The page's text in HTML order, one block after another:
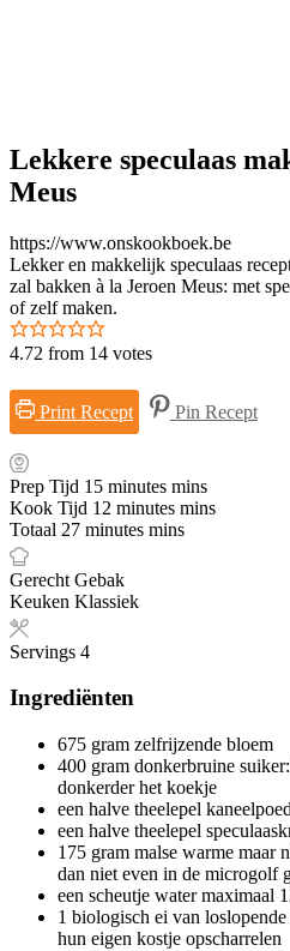
Lekkere speculaas
Meus
https://www.onskookboek.be
Lekker en makkelijk speculaas
zal bakken à la Jeroen Meus: met
of zelf maken.
4.72 from 14 votes
Print Recept Pin Recept
Prep Tijd 15 minutes mins
Kook Tijd 12 minutes mins
Totaal 27 minutes mins
Gerecht Gebak
Keuken Klassiek
Servings 4
Ingrediënten
675 gram zelfrijzende bloem
400 gram donkerbruine
donkerder het koekje
een halve theelepel
een halve theelepel
175 gram malse warme maar
dan niet even in de microgolf
een scheutje water maximaal
1 biologisch ei van
hun eigen kostje opscharrelen